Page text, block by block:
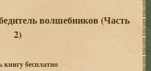
волшебников (Часть
2)
книгу бесплатно